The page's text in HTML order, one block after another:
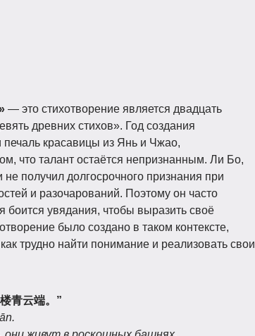
— это стихотворение является двадцать
древних стихов». Год создания
печаль красавицы из Янь и Чжао,
что талант остаётся непризнанным. Ли Бо,
получил долгосрочного признания при
и разочарований. Поэтому он часто
боится увядания, чтобы выразить своё
было создано в таком контексте,
трудно найти понимание и реализовать свои
青云端。”